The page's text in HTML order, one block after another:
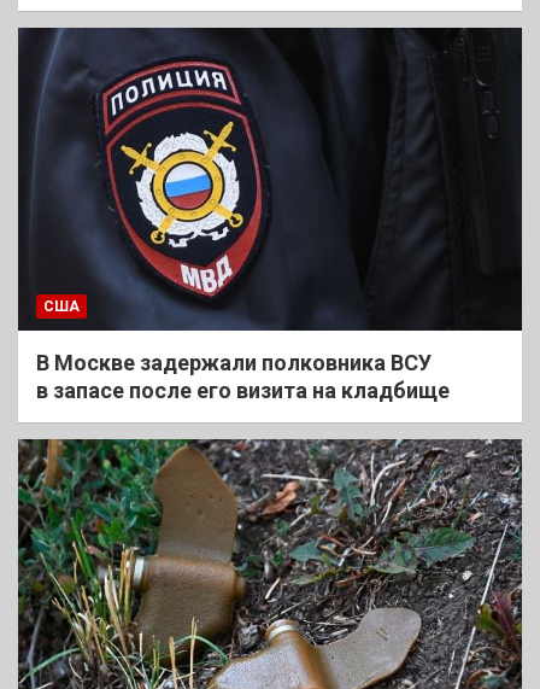
США
В Москве задержали полковника ВСУ
в запасе после его визита на кладбище